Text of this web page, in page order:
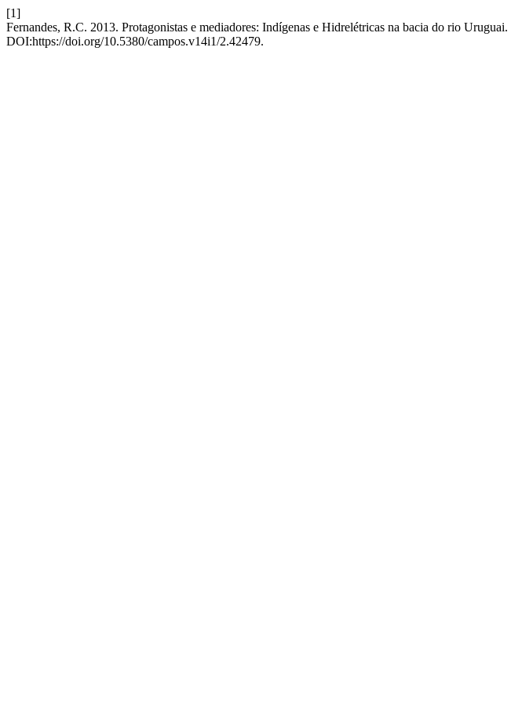
[1]
Fernandes, R.C. 2013. Protagonistas e mediadores: Indígenas e Hidrelétricas na bacia do rio Uruguai.
DOI:https://doi.org/10.5380/campos.v14i1/2.42479.